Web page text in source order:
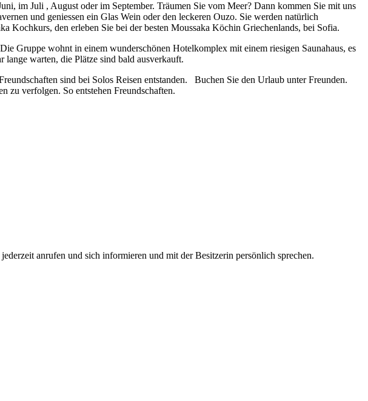
im Juli , August oder im September. Träumen Sie vom Meer? Dann kommen Sie mit uns
und geniessen ein Glas Wein oder den leckeren Ouzo. Sie werden natürlich
Kochkurs, den erleben Sie bei der besten Moussaka Köchin Griechenlands, bei Sofia.
Gruppe wohnt in einem wunderschönen Hotelkomplex mit einem riesigen Saunahaus, es
warten, die Plätze sind bald ausverkauft.
sind bei Solos Reisen entstanden. Buchen Sie den Urlaub unter Freunden.
zu verfolgen. So entstehen Freundschaften.
anrufen und sich informieren und mit der Besitzerin persönlich sprechen.